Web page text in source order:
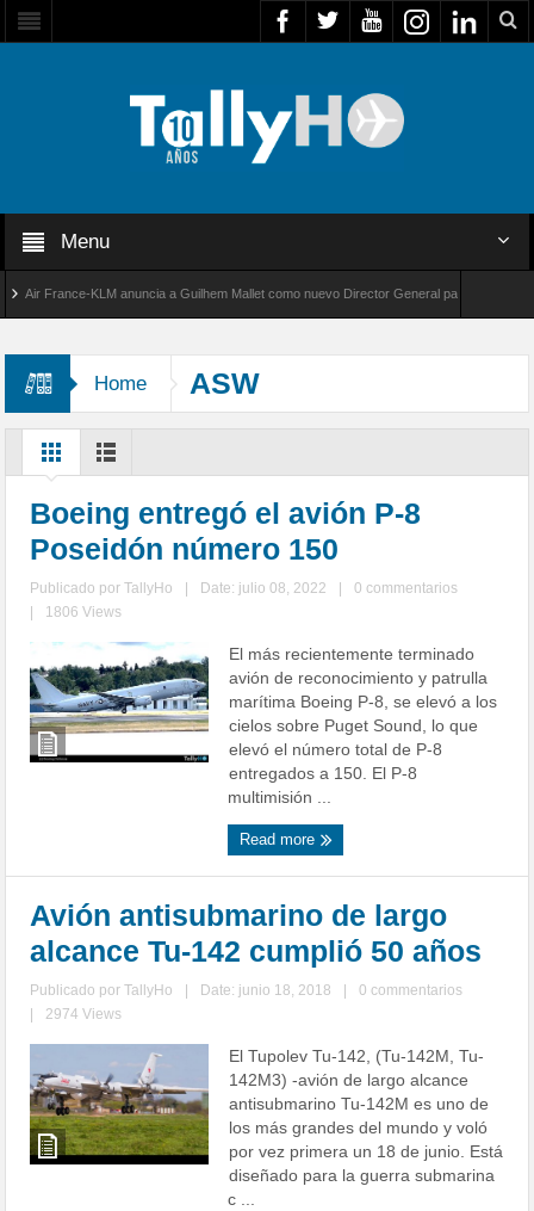
Menu
France-KLM anuncia a Guilhem Mallet como nuevo Director General para América Latina
Home ASW
Boeing entregó el avión P-8
Poseidón número 150
Publicado porTallyHo Date: julio 08, 2022
0 commentarios
1806 Views
El más recientemente terminado
avión de reconocimiento y patrulla
marítima Boeing P-8, se elevó a los
cielos sobre Puget Sound, lo que
elevó el número total de P-8
entregados a 150. El P-8
multimisión ...
Read more
Avión antisubmarino de largo
alcance Tu-142 cumplió 50 años
Publicado porTallyHo Date: junio 18, 2018
0 commentarios
2974 Views
El Tupolev Tu-142, (Tu-142M, Tu-
142M3) -avión de largo alcance
antisubmarino Tu-142M es uno de
los más grandes del mundo y voló
por vez primera un 18 de junio. Está
diseñado para la guerra submarina
c ...